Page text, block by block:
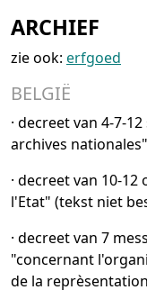
ARCHIEF
zie ook: erfgoed
BELGIË
· decreet van 4-7-
archives
· decreet van 10-12
l'Etat" (tekst niet
· decreet van 7
"concernant
de la